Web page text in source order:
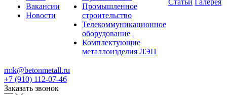
Вакансии
Новости
Промышленное
строительство
Телекоммуникационное
оборудование
Комплектующие
металлоизделия ЛЭП
Статьи Галерея
rmk@betonmetall.ru
+7 (910) 112-07-46
Заказать звонок